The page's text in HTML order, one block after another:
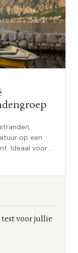
op een
Ideaal voor
test voor jullie